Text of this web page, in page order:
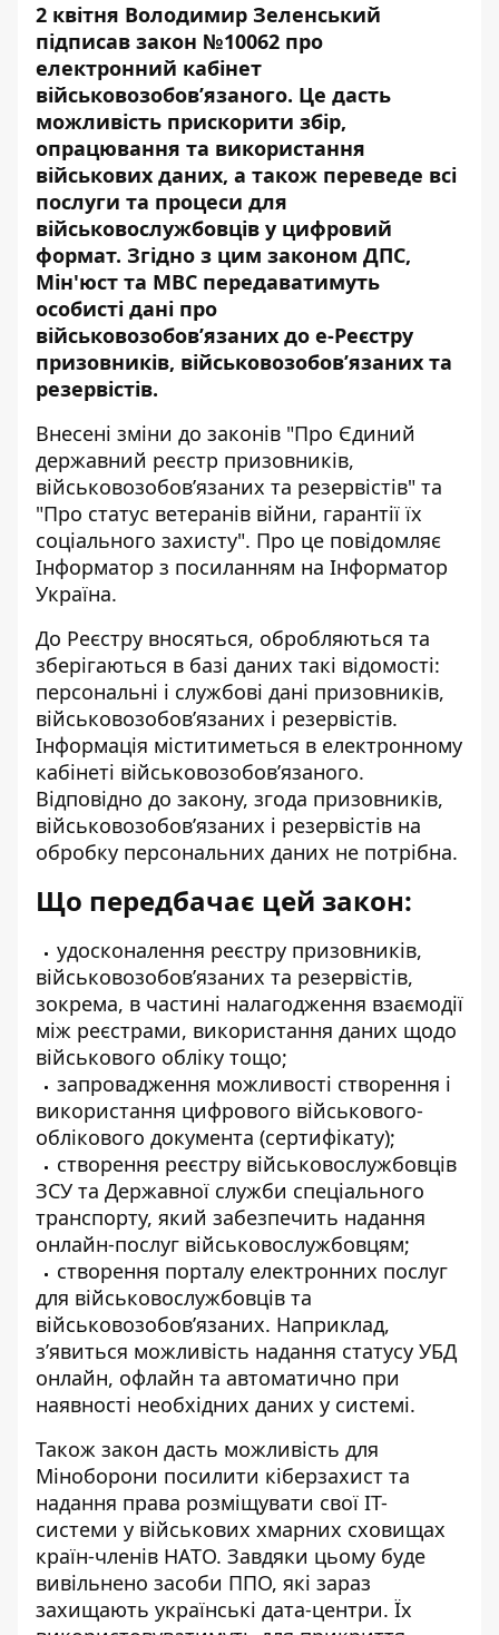
2 квітня Володимир Зеленський
підписав закон №10062 про
електронний кабінет
військовозобов’язаного. Це дасть
можливість прискорити збір,
опрацювання та використання
військових даних, а також переведе всі
послуги та процеси для
військовослужбовців у цифровий
формат. Згідно з цим законом ДПС,
Мін'юст та МВС передаватимуть
особисті дані про
військовозобов’язаних до е-Реєстру
призовників, військовозобов’язаних та
резервістів.
Внесені зміни до законів "Про Єдиний
державний реєстр призовників,
військовозобов’язаних та резервістів" та
"Про статус ветеранів війни, гарантії їх
соціального захисту". Про це повідомляє
Інформатор з посиланням на Інформатор
Україна.
До Реєстру вносяться, обробляються та
зберігаються в базі даних такі відомості:
персональні і службові дані призовників,
військовозобов’язаних і резервістів.
Інформація міститиметься в електронному
кабінеті військовозобовʼязаного.
Відповідно до закону, згода призовників,
військовозобовʼязаних і резервістів на
обробку персональних даних не потрібна.
Що передбачає цей закон:
удосконалення реєстру призовників,
військовозобовʼязаних та резервістів,
зокрема, в частині налагодження взаємодії
між реєстрами, використання даних щодо
військового обліку тощо;
запровадження можливості створення і
використання цифрового військового-
облікового документа (сертифікату);
створення реєстру військовослужбовців
ЗСУ та Державної служби спеціального
транспорту, який забезпечить надання
онлайн-послуг військовослужбовцям;
створення порталу електронних послуг
для військовослужбовців та
військовозобов’язаних. Наприклад,
з’явиться можливість надання статусу УБД
онлайн, офлайн та автоматично при
наявності необхідних даних у системі.
Також закон дасть можливість для
Міноборони посилити кіберзахист та
надання права розміщувати свої ІТ-
системи у військових хмарних сховищах
країн-членів НАТО. Завдяки цьому буде
вивільнено засоби ППО, які зараз
захищають українські дата-центри. Їх